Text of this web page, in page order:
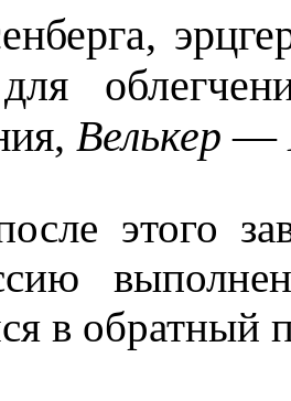
Велькер—
этого
в обратный